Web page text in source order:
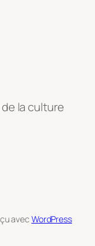
la culture
avec WordPress